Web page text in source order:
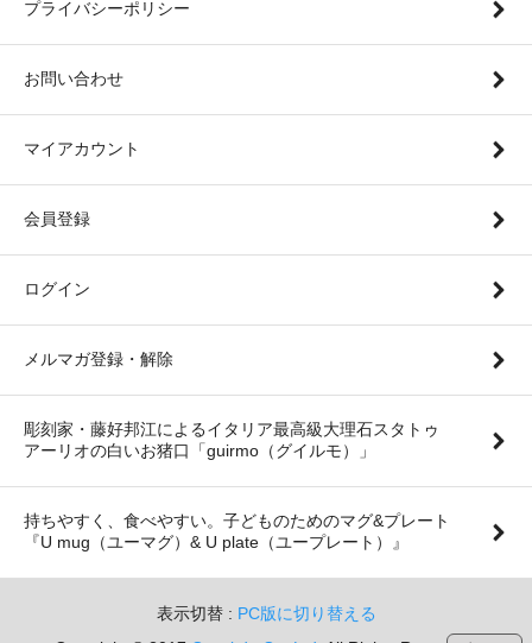
プライバシーポリシー
お問い合わせ
マイアカウント
会員登録
ログイン
メルマガ登録・解除
彫刻家・藤好邦江によるイタリア最高級大理石スタトゥ
アーリオの白いお猪口「guirmo（グイルモ）」
持ちやすく、食べやすい。子どものためのマグ&プレート
『U mug（ユーマグ）& U plate（ユープレート）』
表示切替 : PC版に切り替える